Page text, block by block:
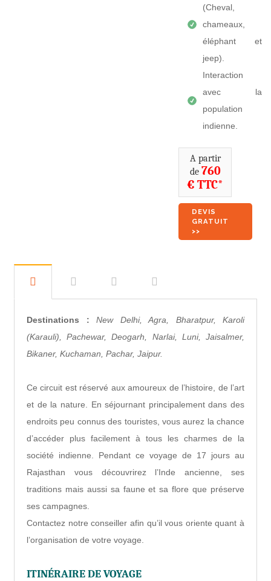
(Cheval,
chameaux,
éléphant et
jeep).
Interaction
avec la
population
indienne.
A partir
de 760
€ TTC*
DEVIS
GRATUIT
>>
Destinations : New Delhi, Agra, Bharatpur, Karoli
(Karauli), Pachewar, Deogarh, Narlai, Luni, Jaisalmer,
Bikaner, Kuchaman, Pachar, Jaipur.
Ce circuit est réservé aux amoureux de l’histoire, de l’art
et de la nature. En séjournant principalement dans des
endroits peu connus des touristes, vous aurez la chance
d’accéder plus facilement à tous les charmes de la
société indienne. Pendant ce voyage de 17 jours au
Rajasthan vous découvrirez l’Inde ancienne, ses
traditions mais aussi sa faune et sa flore que préserve
ses campagnes.
Contactez notre conseiller afin qu’il vous oriente quant à
l’organisation de votre voyage.
ITINÉRAIRE DE VOYAGE